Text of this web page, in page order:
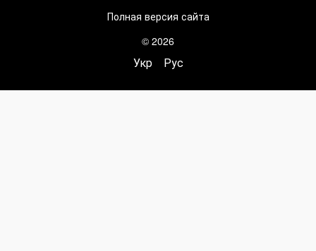
Полная версия сайта
© 2026
Укр Рус